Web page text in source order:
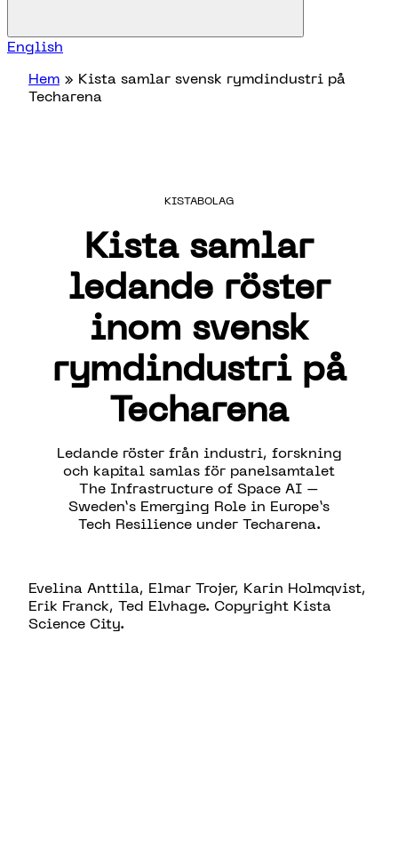
English
Hem » Kista samlar svensk rymdindustri på
Techarena
KISTABOLAG
Kista samlar
ledande röster
inom svensk
rymdindustri på
Techarena
Ledande röster från industri, forskning
och kapital samlas för panelsamtalet
The Infrastructure of Space AI –
Sweden’s Emerging Role in Europe’s
Tech Resilienceunder Techarena.
Evelina Anttila, Elmar Trojer, Karin Holmqvist,
Erik Franck, Ted Elvhage. Copyright Kista
Science City.